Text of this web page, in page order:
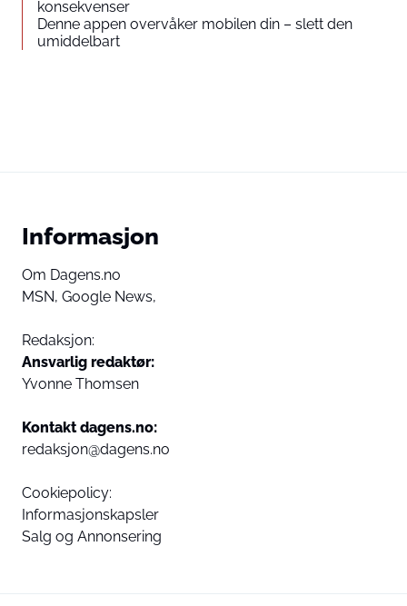
konsekvenser
Denne appen overvåker mobilen din – slett den
umiddelbart
Informasjon
Om Dagens.no
MSN, Google News,
Redaksjon:
Ansvarlig redaktør:
Yvonne Thomsen
Kontakt dagens.no:
redaksjon@dagens.no
Cookiepolicy:
Informasjonskapsler
Salg og Annonsering